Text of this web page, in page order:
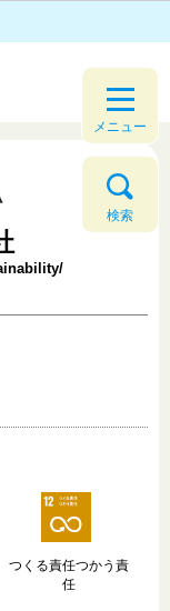
メニュー
検索
つくる責任つかう責
任